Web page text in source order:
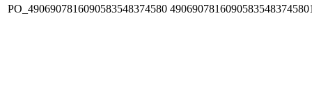
PO_4906907816090583548374580